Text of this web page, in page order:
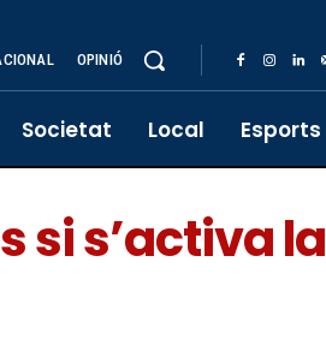
OPINIÓ
Societat Local Esports
si s’activa la